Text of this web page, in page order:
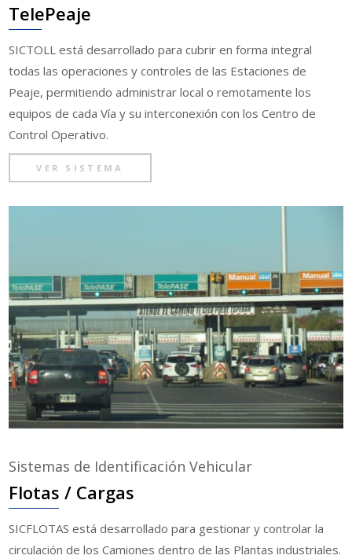
TelePeaje
SICTOLL está desarrollado para cubrir en forma integral
todas las operaciones y controles de las Estaciones de
Peaje, permitiendo administrar local o remotamente los
equipos de cada Vía y su interconexión con los Centro de
Control Operativo.
VER SISTEMA
Sistemas de Identificación Vehicular
Flotas / Cargas
SICFLOTAS está desarrollado para gestionar y controlar la
circulación de los Camiones dentro de las Plantas industriales.